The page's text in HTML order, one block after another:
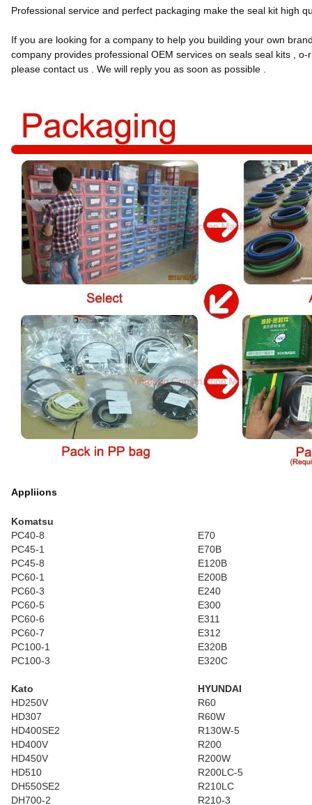
Professional service and perfect packaging make the seal kit high
If you are looking for a company to help you building your own
company provides professional OEM services on seals seal kits ,
please contact us . We will reply you as soon as possible .
Appliions
Komatsu
PC40-8
E70
PC45-1
E70B
PC45-8
E120B
PC60-1
E200B
PC60-3
E240
PC60-5
E300
PC60-6
E311
PC60-7
E312
PC100-1
E320B
PC100-3
E320C
Kato
HYUNDAI
HD250V
R60
HD307
R60W
HD400SE2
R130W-5
HD400V
R200
HD450V
R200W
HD510
R200LC-5
DH550SE2
R210LC
DH700-2
R210-3